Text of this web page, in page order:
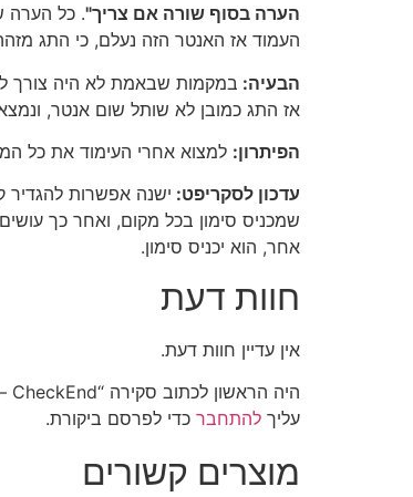
הערה בסוף שורה אם צריך". כל הערה
העמוד אז האנטר הזה נעלם, כי התג
הבעיה: במקמות שבאמת לא היה צורך
אז התג כמובן לא שותל שום אנטר,
הפיתרון: למצוא אחרי העימוד את כל
עדכון לסקריפט: ישנה אפשרות להגדיר
שמכניס סימון בכל מקום, ואחר כך
אחר, הוא יכניס סימון.
חוות דעת
אין עדיין חוות דעת.
היה הראשון לכתוב סקירה “CheckEnd – הערות רצות”
עליך להתחבר כדי לפרסם ביקורת.
מוצרים קשורים